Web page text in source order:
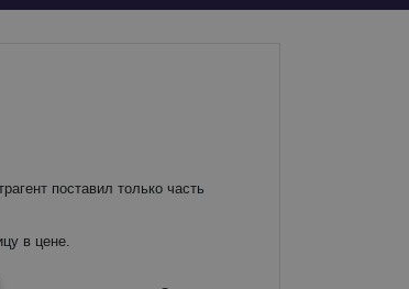
поставил только часть
в цене.